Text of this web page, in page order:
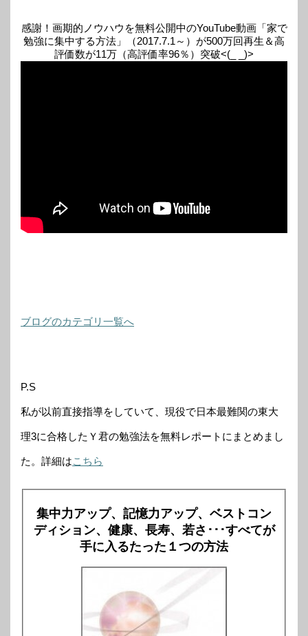
感謝！画期的ノウハウを無料公開中のYouTube動画「家で
勉強に集中する方法」（2017.7.1～）が500万回再生＆高
評価数が11万（高評価率96％）突破<(_ _)>
ブログのカテゴリ一覧へ
P.S
私が以前直接指導をしていて、現役で日本最難関の東大
理3に合格したＹ君の勉強法を無料レポートにまとめまし
た。詳細はこちら
集中力アップ、記憶力アップ、ベストコン
ディション、健康、長寿、若さ･･･すべてが
手に入るたった１つの方法